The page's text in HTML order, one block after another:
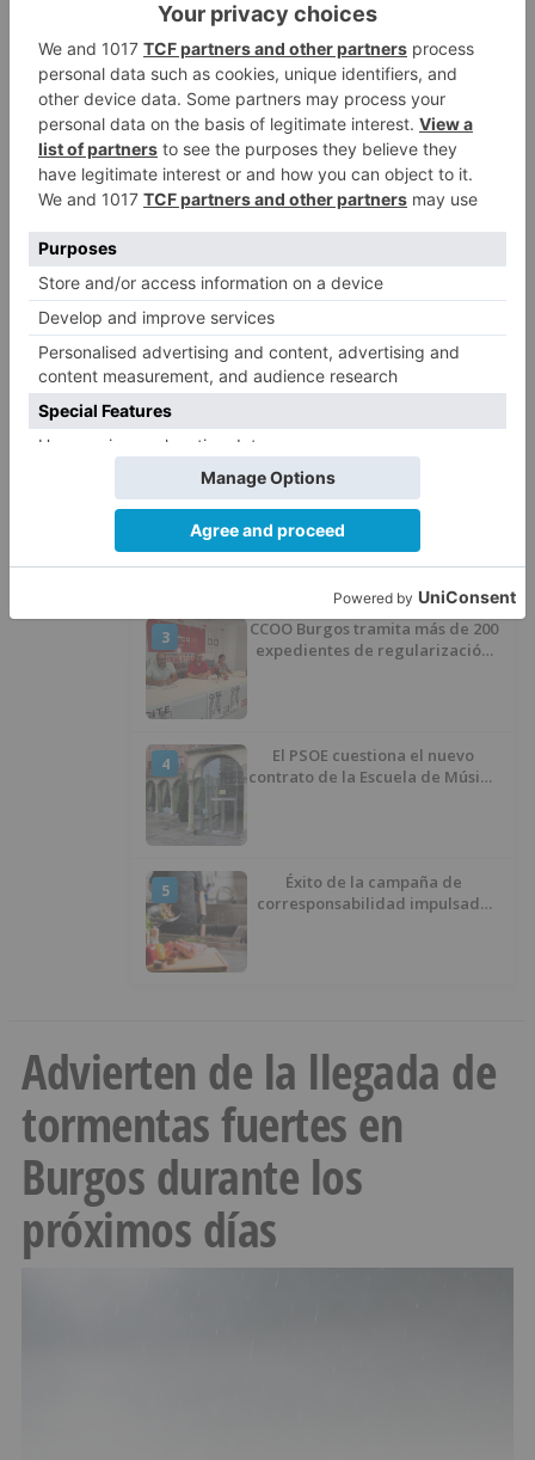
4
que iba en silla de ruedas tras
ser atropellado en Burgos
5
El PSOE advierte de que el
Ayuntamiento de Burgos ha
"vaciado la hucha" y depende
LO ÚLTIMO
1
GALERÍA | La Romería de Las
Nieves reúne a cientos de
2
Oscar Onley conquista Pineda de
la Sierra
3
CCOO Burgos tramita más de 200
expedientes de regularización
4
El PSOE cuestiona el nuevo
contrato de la Escuela de Música
5
Éxito de la campaña de
corresponsabilidad impulsada
Advierten de la llegada de
tormentas fuertes en
Burgos durante los
próximos días